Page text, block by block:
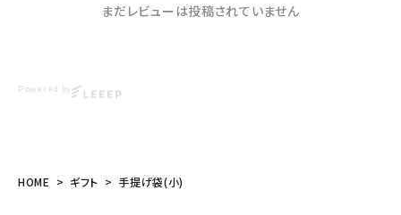
まだレビューは投稿されていません
Powered by
HOME ギフト 手提げ袋(小)